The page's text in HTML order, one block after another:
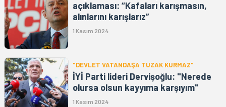
açıklaması: “Kafaları karışmasın,
alınlarını karışlarız”
1 Kasım 2024
"DEVLET VATANDAŞA TUZAK KURMAZ"
İYİ Parti lideri Dervişoğlu: "Nerede
olursa olsun kayyıma karşıyım"
1 Kasım 2024